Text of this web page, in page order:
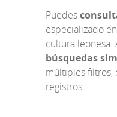
Puedes
especializado
cultura
búsquedas
múltiples filtros,
registros.